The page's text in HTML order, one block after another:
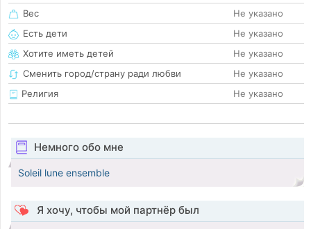
Вес
Не указано
Есть дети
Не указано
Хотите иметь детей
Не указано
Сменить город/страну ради любви
Не указано
Религия
Не указано
Немного обо мне
Soleil lune ensemble
Я хочу, чтобы мой партнёр был